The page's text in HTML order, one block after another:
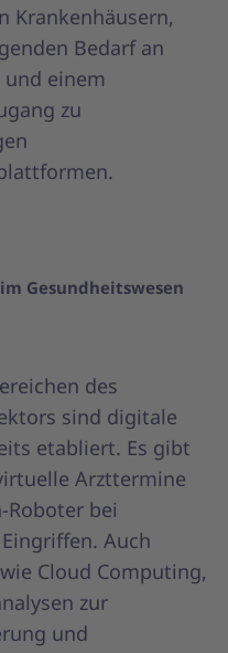
Krankenhäusern,
Bedarf an
und einem
zu
Gesundheitswesen
des
sind digitale
etabliert. Es gibt
Arzttermine
Roboter bei
Auch
Cloud Computing,
zur
und